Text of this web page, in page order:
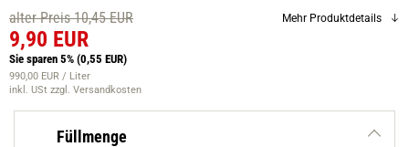
alter Preis 10,45 EUR
9,90 EUR
Sie sparen 5% (0,55 EUR)
990,00 EUR / Liter
inkl. USt zzgl. Versandkosten
Mehr Produktdetails
Füllmenge